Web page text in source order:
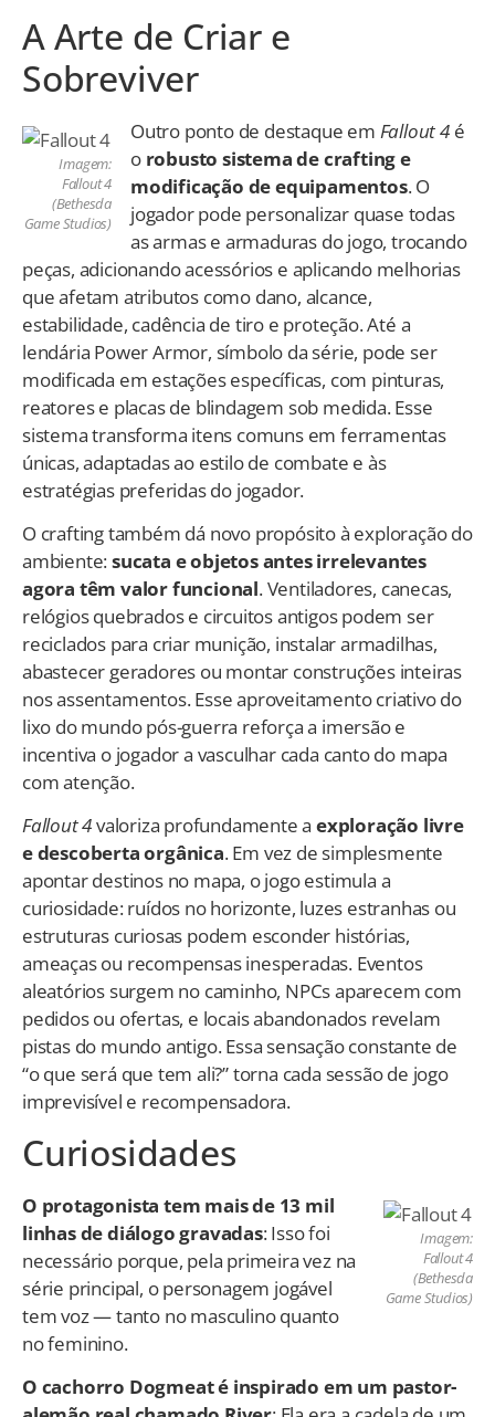
A Arte de Criar e
Sobreviver
Imagem:
Fallout 4
(Bethesda
Game Studios)
Outro ponto de destaque em Fallout 4é
o robusto sistema de crafting e
modificação de equipamentos. O
jogador pode personalizar quase todas
as armas e armaduras do jogo, trocando
peças, adicionando acessórios e aplicando melhorias
que afetam atributos como dano, alcance,
estabilidade, cadência de tiro e proteção. Até a
lendária Power Armor, símbolo da série, pode ser
modificada em estações específicas, com pinturas,
reatores e placas de blindagem sob medida. Esse
sistema transforma itens comuns em ferramentas
únicas, adaptadas ao estilo de combate e às
estratégias preferidas do jogador.
O crafting também dá novo propósito à exploração do
ambiente:sucata e objetos antes irrelevantes
agora têm valor funcional. Ventiladores, canecas,
relógios quebrados e circuitos antigos podem ser
reciclados para criar munição, instalar armadilhas,
abastecer geradores ou montar construções inteiras
nos assentamentos. Esse aproveitamento criativo do
lixo do mundo pós-guerra reforça a imersão e
incentiva o jogador a vasculhar cada canto do mapa
com atenção.
Fallout 4valoriza profundamente aexploração livre
e descoberta orgânica. Em vez de simplesmente
apontar destinos no mapa, o jogo estimula a
curiosidade: ruídos no horizonte, luzes estranhas ou
estruturas curiosas podem esconder histórias,
ameaças ou recompensas inesperadas. Eventos
aleatórios surgem no caminho, NPCs aparecem com
pedidos ou ofertas, e locais abandonados revelam
pistas do mundo antigo. Essa sensação constante de
“o que será que tem ali?” torna cada sessão de jogo
imprevisível e recompensadora.
Curiosidades
Imagem:
Fallout 4
(Bethesda
Game Studios)
O protagonista tem mais de 13 mil
linhas de diálogo gravadas: Isso foi
necessário porque, pela primeira vez na
série principal, o personagem jogável
tem voz — tanto no masculino quanto
no feminino.
O cachorro Dogmeat é inspirado em um pastor-